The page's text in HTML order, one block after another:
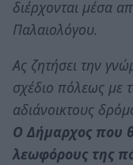
διέρχονται μέσα
Παλαιολόγου.
Ας ζητήσει την
σχέδιο πόλεως με
αδιάνοικτους
Ο Δήμαρχος που
λεωφόρους της